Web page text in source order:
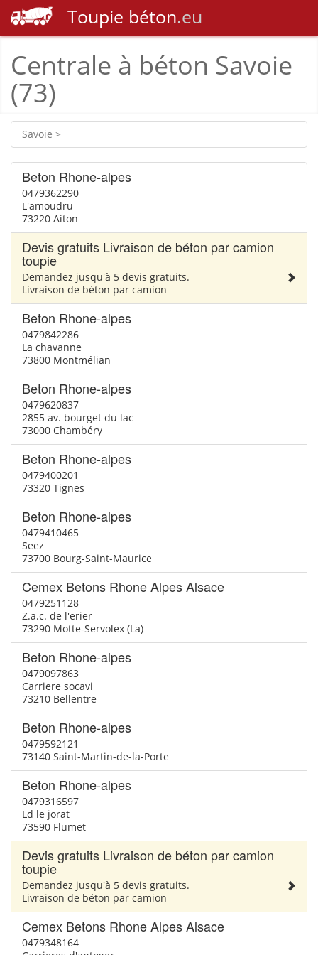
Toupie béton.eu
Centrale à béton Savoie
(73)
Savoie >
Beton Rhone-alpes
0479362290
L'amoudru
73220 Aiton
Devis gratuits Livraison de béton par camion
toupie
Demandez jusqu'à 5 devis gratuits.
Livraison de béton par camion
Beton Rhone-alpes
0479842286
La chavanne
73800 Montmélian
Beton Rhone-alpes
0479620837
2855 av. bourget du lac
73000 Chambéry
Beton Rhone-alpes
0479400201
73320 Tignes
Beton Rhone-alpes
0479410465
Seez
73700 Bourg-Saint-Maurice
Cemex Betons Rhone Alpes Alsace
0479251128
Z.a.c. de l'erier
73290 Motte-Servolex (La)
Beton Rhone-alpes
0479097863
Carriere socavi
73210 Bellentre
Beton Rhone-alpes
0479592121
73140 Saint-Martin-de-la-Porte
Beton Rhone-alpes
0479316597
Ld le jorat
73590 Flumet
Devis gratuits Livraison de béton par camion
toupie
Demandez jusqu'à 5 devis gratuits.
Livraison de béton par camion
Cemex Betons Rhone Alpes Alsace
0479348164